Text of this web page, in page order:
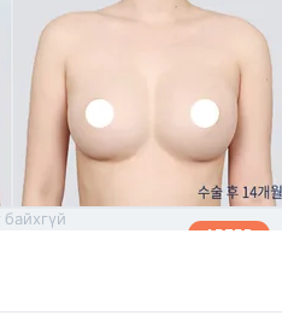
AFTER
байхгүй